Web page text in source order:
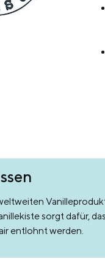
sorgt dafür,
entlohnt werden.